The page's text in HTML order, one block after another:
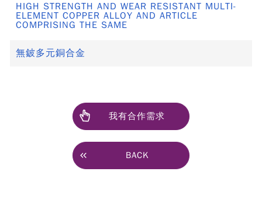
HIGH STRENGTH AND WEAR RESISTANT MULTI-
ELEMENT COPPER ALLOY AND ARTICLE
COMPRISING THE SAME
無鈹多元銅合金
我有合作需求
BACK